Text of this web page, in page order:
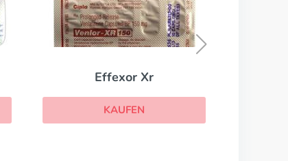
Sinequan
KAUFEN